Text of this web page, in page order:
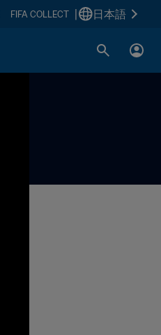
FIFA COLLECT 日本語